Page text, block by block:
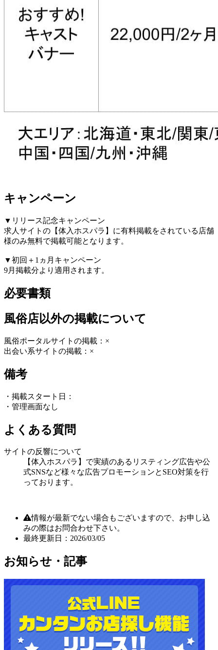
キャンペーン
▼リリース記念キャンペーン
求人サイトの【体入ホスパラ】に有料掲載をされている店舗
様のみ無料で掲載可能となります。
▼初回＋1ヵ月キャンペーン
9月掲載分より適用されます。
必要書類
風俗店以外の掲載について
風俗ポータルサイトの掲載：×
出会い系サイトの掲載：×
備考
・掲載スタート日：
・管理画面なし
よくある質問
サイトの反響について
【体入ホスパラ】で実績のあるリスティング広告や公
式SNSなど様々な広告プロモーションとSEO対策を行
っております。
情報が最新でない場合もございますので、お申し込
みの際はお問合わせ下さい。
最終更新日：2026/03/05
お知らせ・記事